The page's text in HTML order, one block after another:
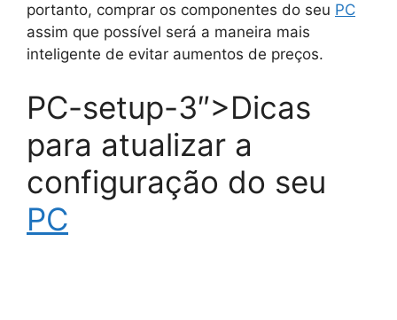
portanto, comprar os componentes do seu PC
assim que possível será a maneira mais
inteligente de evitar aumentos de preços.
PC-setup-3″>Dicas
para atualizar a
configuração do seu
PC